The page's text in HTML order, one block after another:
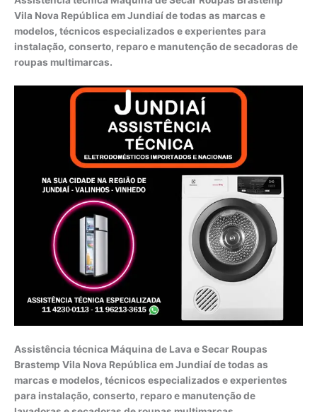
Vila Nova República em Jundiaí de todas as marcas e
modelos, técnicos especializados e experientes para
instalação, conserto, reparo e manutenção de secadoras de
roupas multimarcas.
Assistência técnica Máquina de Lava e Secar Roupas
Brastemp Vila Nova República em Jundiaí de todas as
marcas e modelos, técnicos especializados e experientes
para instalação, conserto, reparo e manutenção de